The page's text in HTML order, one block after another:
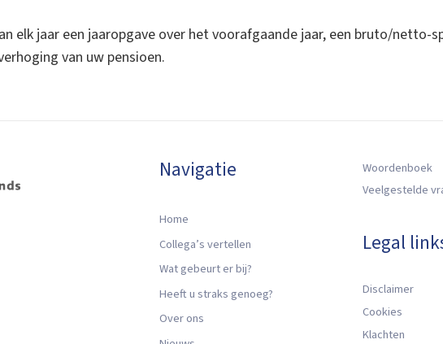
elk jaar een jaaropgave over het voorafgaande jaar, een bruto/netto-
van uw pensioen.
Navigatie
Home
Collega’s vertellen
Wat gebeurt er bij?
Heeft u straks genoeg?
Over ons
Woordenboek
Veelgestelde
Legal
Disclaimer
Cookies
Klachten